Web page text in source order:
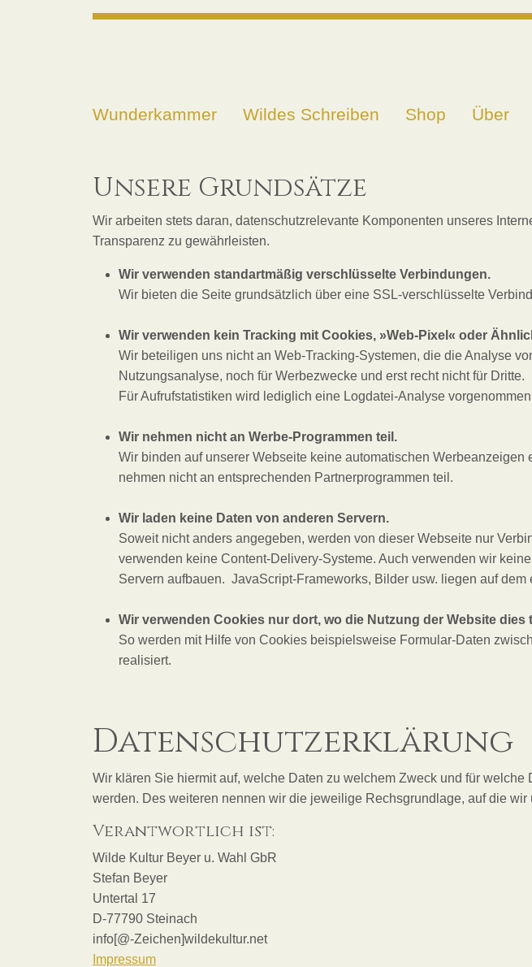
Wunderkammer Wildes Schreiben Shop Über
Unsere Grundsätze
Wir arbeiten stets daran, datenschutzrelevante Komponenten unseres
Transparenz zu gewährleisten.
Wir verwenden standartmäßig verschlüsselte Verbindungen.
Wir bieten die Seite grundsätzlich über eine SSL-verschlüsselte
Wir verwenden kein Tracking mit Cookies, »Web-Pixel« oder
Wir beteiligen uns nicht an Web-Tracking-Systemen, die die Analyse
Nutzungsanalyse, noch für Werbezwecke und erst recht nicht für Dritte.
Für Aufrufstatistiken wird lediglich eine Logdatei-Analyse
Wir nehmen nicht an Werbe-Programmen teil.
Wir binden auf unserer Webseite keine automatischen
nehmen nicht an entsprechenden Partnerprogrammen teil.
Wir laden keine Daten von anderen Servern.
Soweit nicht anders angegeben, werden von dieser Webseite nur
verwenden keine Content-Delivery-Systeme. Auch verwenden wir
Servern aufbauen. JavaScript-Frameworks, Bilder usw. liegen auf
Wir verwenden Cookies nur dort, wo die Nutzung der Website
So werden mit Hilfe von Cookies beispielsweise Formular-Daten
realisiert.
Datenschutzerklärung
Wir klären Sie hiermit auf, welche Daten zu welchem Zweck und für
werden. Des weiteren nennen wir die jeweilige Rechsgrundlage, auf die wir
Verantwortlich ist:
Wilde Kultur Beyer u. Wahl GbR
Stefan Beyer
Untertal 17
D-77790 Steinach
info[@-Zeichen]wildekultur.net
Impressum